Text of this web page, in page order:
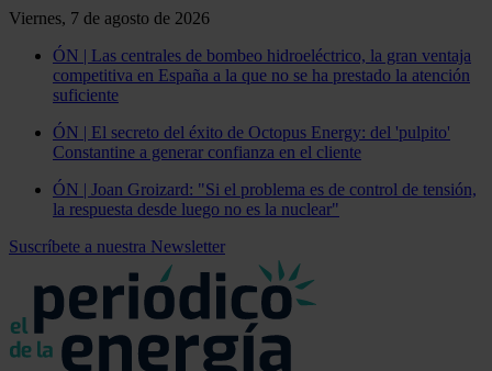
Viernes, 7 de agosto de 2026
ÓN | Las centrales de bombeo hidroeléctrico, la gran ventaja
competitiva en España a la que no se ha prestado la atención
suficiente
ÓN | El secreto del éxito de Octopus Energy: del 'pulpito'
Constantine a generar confianza en el cliente
ÓN | Joan Groizard: "Si el problema es de control de tensión,
la respuesta desde luego no es la nuclear"
Suscríbete a nuestra Newsletter